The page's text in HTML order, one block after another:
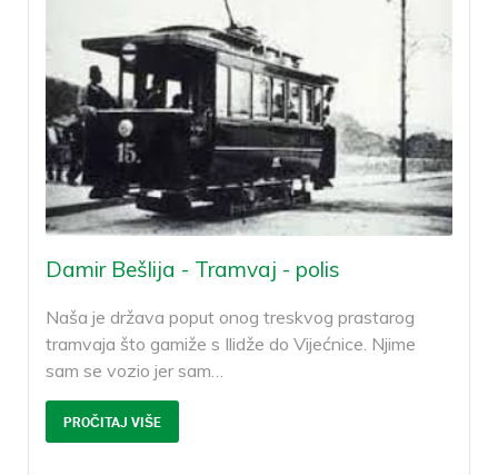
Damir Bešlija - Tramvaj - polis
Naša je država poput onog treskvog prastarog
tramvaja što gamiže s Ilidže do Vijećnice. Njime
sam se vozio jer sam…
PROČITAJ VIŠE